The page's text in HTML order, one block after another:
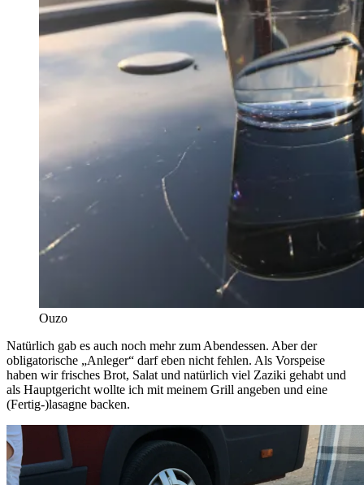
Ouzo
Natürlich gab es auch noch mehr zum Abendessen. Aber der
obligatorische „Anleger“ darf eben nicht fehlen. Als Vorspeise
haben wir frisches Brot, Salat und natürlich viel Zaziki gehabt und
als Hauptgericht wollte ich mit meinem Grill angeben und eine
(Fertig-)lasagne backen.